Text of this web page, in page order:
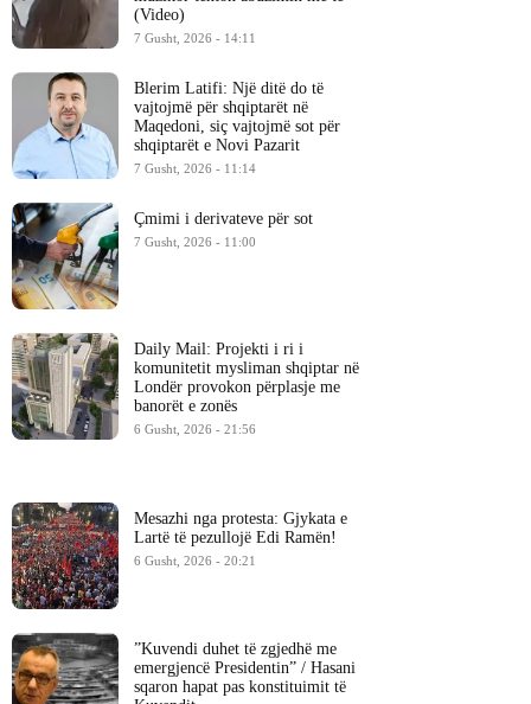
(Video)
7 Gusht, 2026 - 14:11
Blerim Latifi: Një ditë do të
vajtojmë për shqiptarët në
Maqedoni, siç vajtojmë sot për
shqiptarët e Novi Pazarit
7 Gusht, 2026 - 11:14
Çmimi i derivateve për sot
7 Gusht, 2026 - 11:00
Daily Mail: Projekti i ri i
komunitetit mysliman shqiptar në
Londër provokon përplasje me
banorët e zonës
6 Gusht, 2026 - 21:56
Mesazhi nga protesta: Gjykata e
Lartë të pezullojë Edi Ramën!
6 Gusht, 2026 - 20:21
​”Kuvendi duhet të zgjedhë me
emergjencë Presidentin” / Hasani
sqaron hapat pas konstituimit të